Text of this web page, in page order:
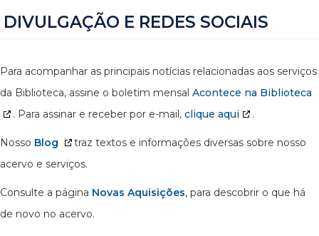
DIVULGAÇÃO E REDES SOCIAIS
Para acompanhar as principais notícias relacionadas aos serviços
da Biblioteca, assine o boletim mensal Acontece na Biblioteca
. Para assinar e receber por e-mail, clique aqui .
Nosso Blog
traz textos e informações diversas sobre nosso
acervo e serviços.
Consulte a página Novas Aquisições, para descobrir o que há
de novo no acervo.